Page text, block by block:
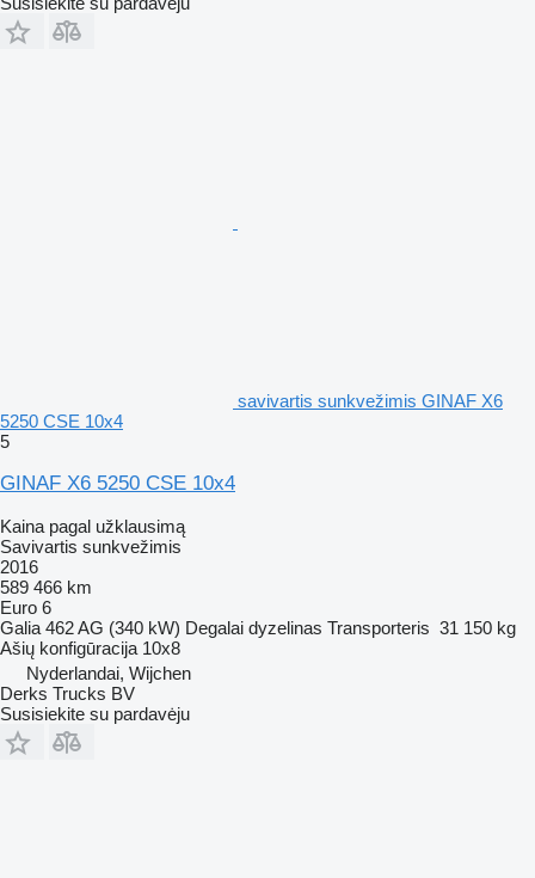
savivartis sunkvežimis GINAF X6
5250 CSE 10x4
5
GINAF X6 5250 CSE 10x4
Kaina pagal užklausimą
Savivartis sunkvežimis
2016
589 466 km
Euro 6
Galia 462 AG (340 kW) Degalai dyzelinas Transporteris 31 150 kg
Ašių konfigūracija 10x8
Nyderlandai, Wijchen
Derks Trucks BV
Susisiekite su pardavėju